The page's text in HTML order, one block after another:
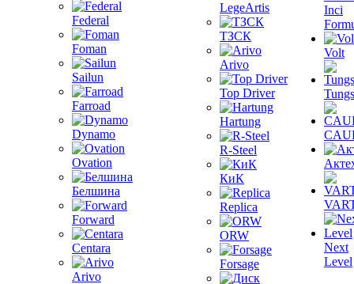
Federal
Foman
Sailun
Farroad
Dynamo
Ovation
Белшина
Forward
Centara
Arivo
LegeArtis
ТЗСК
Arivo
Top Driver
Hartung
R-Steel
КиК
Replica
ORW
Forsage
Inci
Volt
Next
Level